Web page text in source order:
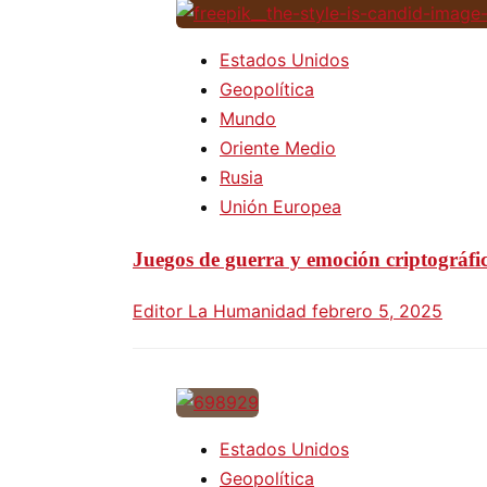
Estados Unidos
Geopolítica
Mundo
Oriente Medio
Rusia
Unión Europea
Juegos de guerra y emoción
Editor La Humanidad febrero 5, 2025
Estados Unidos
Geopolítica